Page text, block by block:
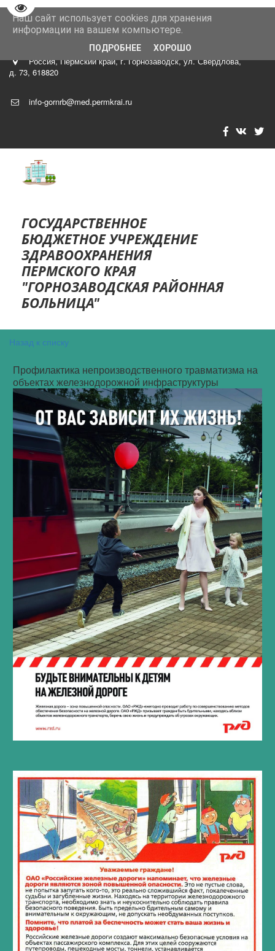
Перейти на версию для слабовидящих
8 (34269)4-29-40 главный врач Роман Владимир Тарасови
ч
Россия,Пермский край, г. Горнозаводск,ул. Свердлова,
д. 73, 618820
info-gornrb@med.permkrai.ru
ГОСУДА­­РСТВЕННОЕ
БЮДЖЕТНОЕ УЧРЕЖДЕНИЕ
ЗДР­­АВООХРАНЕНИЯ
ПЕРМСКОГО КРАЯ
"ГОРНОЗАВОДСКАЯ РАЙОННАЯ
БОЛ­­­­ЬНИЦА"
Назад к списку
Профилактика непроизводственного травматизма на
объектах железнодорожной инфраструктуры
Наш сайт использует cookies для хранения
информации на вашем компьютере.
ПОДРОБНЕЕ ХОРОШО